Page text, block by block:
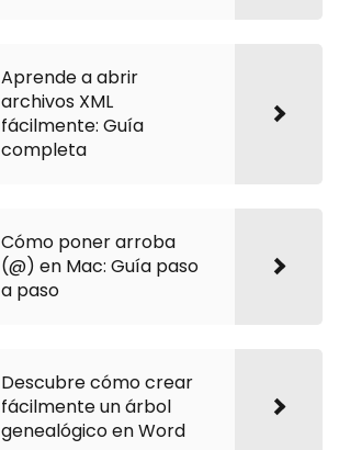
Aprende a abrir
archivos XML
fácilmente: Guía
completa
Cómo poner arroba
(@) en Mac: Guía paso
a paso
Descubre cómo crear
fácilmente un árbol
genealógico en Word